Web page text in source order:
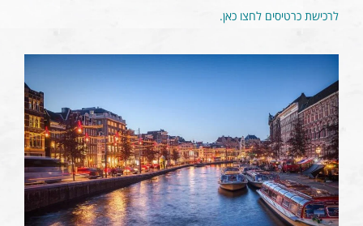
לרכישת כרטיסים לחצו כאן.